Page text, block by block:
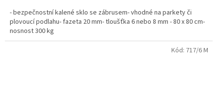
- bezpečnostní kalené sklo se zábrusem- vhodné na parkety či
plovoucí podlahu- fazeta 20 mm- tloušťka 6 nebo 8 mm - 80 x 80 cm-
nosnost 300 kg
Kód: 717/6 M